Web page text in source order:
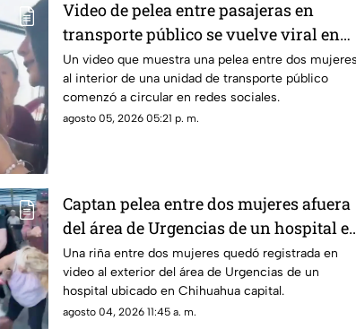
Video de pelea entre pasajeras en
transporte público se vuelve viral en
redes sociales
Un video que muestra una pelea entre dos mujeres
al interior de una unidad de transporte público
comenzó a circular en redes sociales.
agosto 05, 2026 05:21 p. m.
Captan pelea entre dos mujeres afuera
del área de Urgencias de un hospital
Chihuahua | VIDEO
Una riña entre dos mujeres quedó registrada en
video al exterior del área de Urgencias de un
hospital ubicado en Chihuahua capital.
agosto 04, 2026 11:45 a. m.